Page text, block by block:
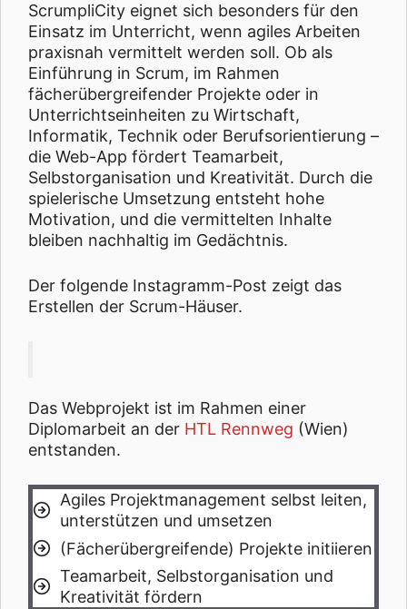
ScrumpliCity eignet sich besonders für den
Einsatz im Unterricht, wenn agiles Arbeiten
praxisnah vermittelt werden soll. Ob als
Einführung in Scrum, im Rahmen
fächerübergreifender Projekte oder in
Unterrichtseinheiten zu Wirtschaft,
Informatik, Technik oder Berufsorientierung –
die Web-App fördert Teamarbeit,
Selbstorganisation und Kreativität. Durch die
spielerische Umsetzung entsteht hohe
Motivation, und die vermittelten Inhalte
bleiben nachhaltig im Gedächtnis.
Der folgende Instagramm-Post zeigt das
Erstellen der Scrum-Häuser.
Das Webprojekt ist im Rahmen einer
Diplomarbeit an der HTL Rennweg (Wien)
entstanden.
Agiles Projektmanagement selbst leiten,
unterstützen und umsetzen
(Fächerübergreifende) Projekte initiieren
Teamarbeit, Selbstorganisation und
Kreativität fördern